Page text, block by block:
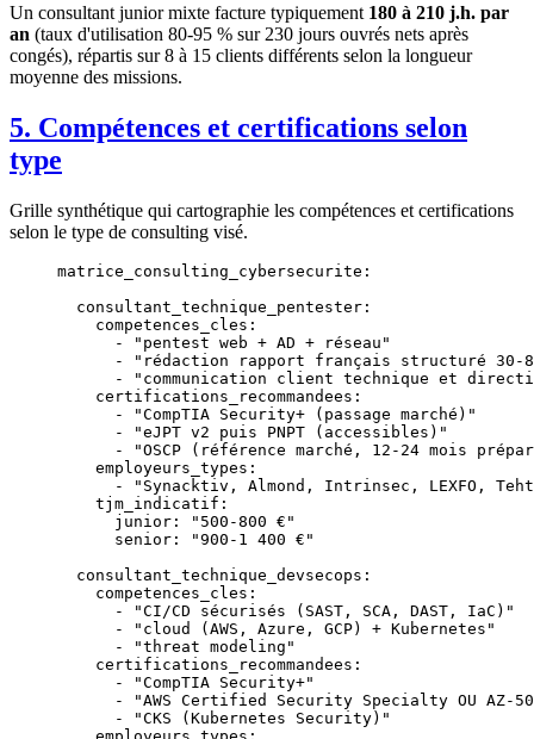
Un consultant junior mixte facture typiquement 180 à 210 j.h. par
an (taux d'utilisation 80-95 % sur 230 jours ouvrés nets après
congés), répartis sur 8 à 15 clients différents selon la longueur
moyenne des missions.
5. Compétences et certifications selon
type
Grille synthétique qui cartographie les compétences et certifications
selon le type de consulting visé.
matrice_consulting_cybersecurite :
  consultant_technique_pentester
:
    competences_cles
:
      -
"pentest web + AD + réseau"
      -
"rédaction rapport français structuré 30-
      -
"communication client technique et
    certifications_recommandees
:
      -
"CompTIA Security+ (passage marché)"
      -
"eJPT v2 puis PNPT (accessibles)"
      -
"OSCP (référence marché, 12-24 mois
    employeurs_types
:
      -
"Synacktiv, Almond, Intrinsec, LEXFO,
    tjm_indicatif
:
      junior
:
"500-800 €"
      senior
:
"900-1 400 €"
  consultant_technique_devsecops
:
    competences_cles
:
      -
"CI/CD sécurisés (SAST, SCA, DAST, IaC)"
      -
"cloud (AWS, Azure, GCP) + Kubernetes"
      -
"threat modeling"
    certifications_recommandees
:
      -
"CompTIA Security+"
      -
"AWS Certified Security Specialty OU AZ-
      -
"CKS (Kubernetes Security)"